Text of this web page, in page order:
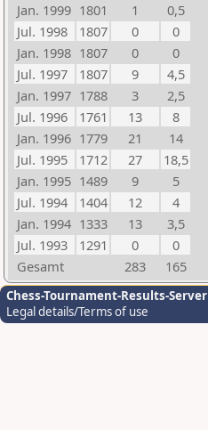
Jan. 1999 1801 1
0,5
Jul. 1998
1807 0
0
Jan. 1998 1807 0
0
Jul. 1997
1807 9
4,5
Jan. 1997 1788 3
2,5
Jul. 1996
1761 13
8
Jan. 1996 1779 21
14
Jul. 1995
1712 27
18,5
Jan. 1995 1489 9
5
Jul. 1994
1404 12
4
Jan. 1994 1333 13
3,5
Jul. 1993
1291 0
0
Gesamt
283 165
Chess-Tournament-Results-Server
Legal details/Terms of use